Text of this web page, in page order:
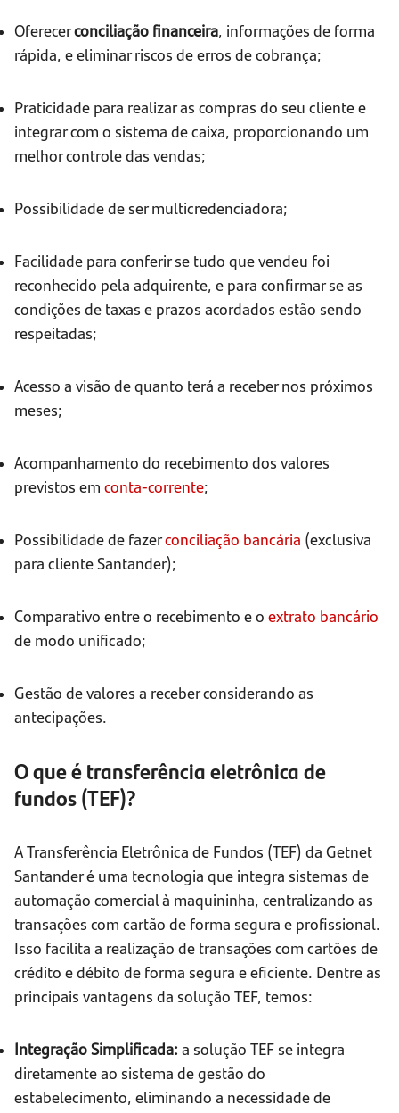
Oferecerconciliação financeira, informações de forma
rápida, e eliminar riscos de erros de cobrança;
Praticidade para realizar as compras do seu cliente e
integrar com o sistema de caixa, proporcionando um
melhor controle das vendas;
Possibilidade de ser multicredenciadora;
Facilidade para conferir se tudo que vendeu foi
reconhecido pela adquirente, e para confirmar se as
condições de taxas e prazos acordados estão sendo
respeitadas;
Acesso a visão de quanto terá a receber nos próximos
meses;
Acompanhamento do recebimento dos valores
previstos em conta-corrente;
Possibilidade de fazerconciliação bancária (exclusiva
para cliente Santander);
Comparativo entre o recebimento e o extrato bancário
de modo unificado;
Gestão de valores a receber considerando as
antecipações.
O que é transferência eletrônica de
fundos (TEF)?
A Transferência Eletrônica de Fundos (TEF) da Getnet
Santander é uma tecnologia que integra sistemas de
automação comercial à maquininha, centralizando as
transações com cartão de forma segura e profissional.
Isso facilita a realização de transações com cartões de
crédito e débito de forma segura e eficiente. Dentre as
principais vantagens da solução TEF, temos:
Integração Simplificada: a solução TEF se integra
diretamente ao sistema de gestão do
estabelecimento, eliminando a necessidade de